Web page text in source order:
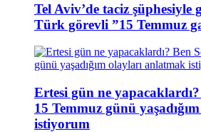
Tel Aviv’de taciz şüphesiyle
Türk görevli ”15 Temmuz
Ertesi gün ne
15 Temmuz günü
istiyorum